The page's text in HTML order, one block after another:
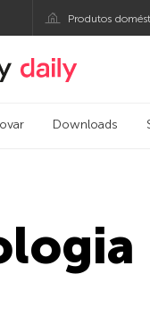
Produtos
Blog oficial da
Downloads